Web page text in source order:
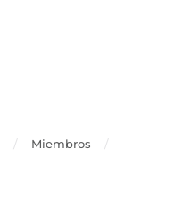
Miembros